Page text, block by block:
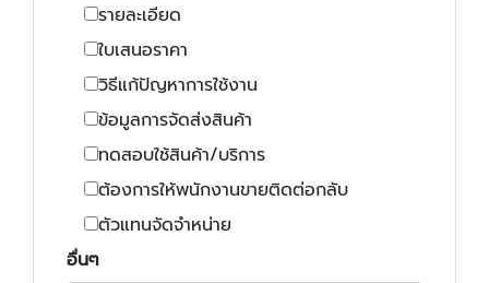
รายละเอียด
ใบเสนอราคา
วิธีแก้ปัญหาการใช้งาน
ข้อมูลการจัดส่งสินค้า
ทดสอบใช้สินค้า/บริการ
ต้องการให้พนักงานขายติดต่อกลับ
ตัวแทนจัดจำหน่าย
อื่นๆ